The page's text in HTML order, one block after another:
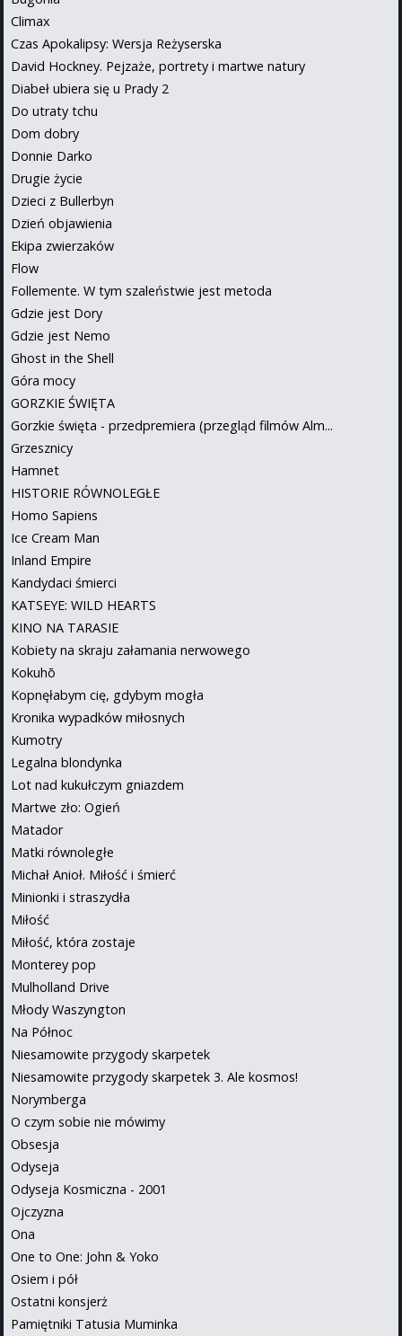
Climax
Czas Apokalipsy: Wersja Reżyserska
David Hockney. Pejzaże, portrety i martwe natury
Diabeł ubiera się u Prady 2
Do utraty tchu
Dom dobry
Donnie Darko
Drugie życie
Dzieci z Bullerbyn
Dzień objawienia
Ekipa zwierzaków
Flow
Follemente. W tym szaleństwie jest metoda
Gdzie jest Dory
Gdzie jest Nemo
Ghost in the Shell
Góra mocy
GORZKIE ŚWIĘTA
Gorzkie święta - przedpremiera (przegląd filmów Alm...
Grzesznicy
Hamnet
HISTORIE RÓWNOLEGŁE
Homo Sapiens
Ice Cream Man
Inland Empire
Kandydaci śmierci
KATSEYE: WILD HEARTS
KINO NA TARASIE
Kobiety na skraju załamania nerwowego
Kokuhō
Kopnęłabym cię, gdybym mogła
Kronika wypadków miłosnych
Kumotry
Legalna blondynka
Lot nad kukułczym gniazdem
Martwe zło: Ogień
Matador
Matki równoległe
Michał Anioł. Miłość i śmierć
Minionki i straszydła
Miłość
Miłość, która zostaje
Monterey pop
Mulholland Drive
Młody Waszyngton
Na Północ
Niesamowite przygody skarpetek
Niesamowite przygody skarpetek 3. Ale kosmos!
Norymberga
O czym sobie nie mówimy
Obsesja
Odyseja
Odyseja Kosmiczna - 2001
Ojczyzna
Ona
One to One: John & Yoko
Osiem i pół
Ostatni konsjerż
Pamiętniki Tatusia Muminka